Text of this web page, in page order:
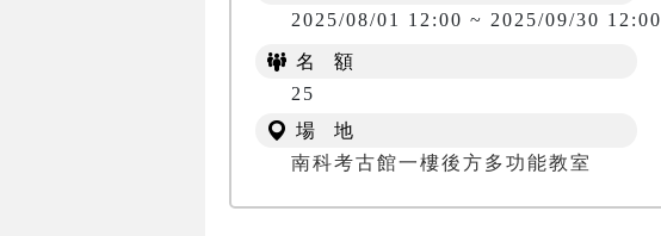
2025/08/01 12:00 ~ 2025/09/30 12:00
名 額
25
場 地
南科考古館一樓後方多功能教室